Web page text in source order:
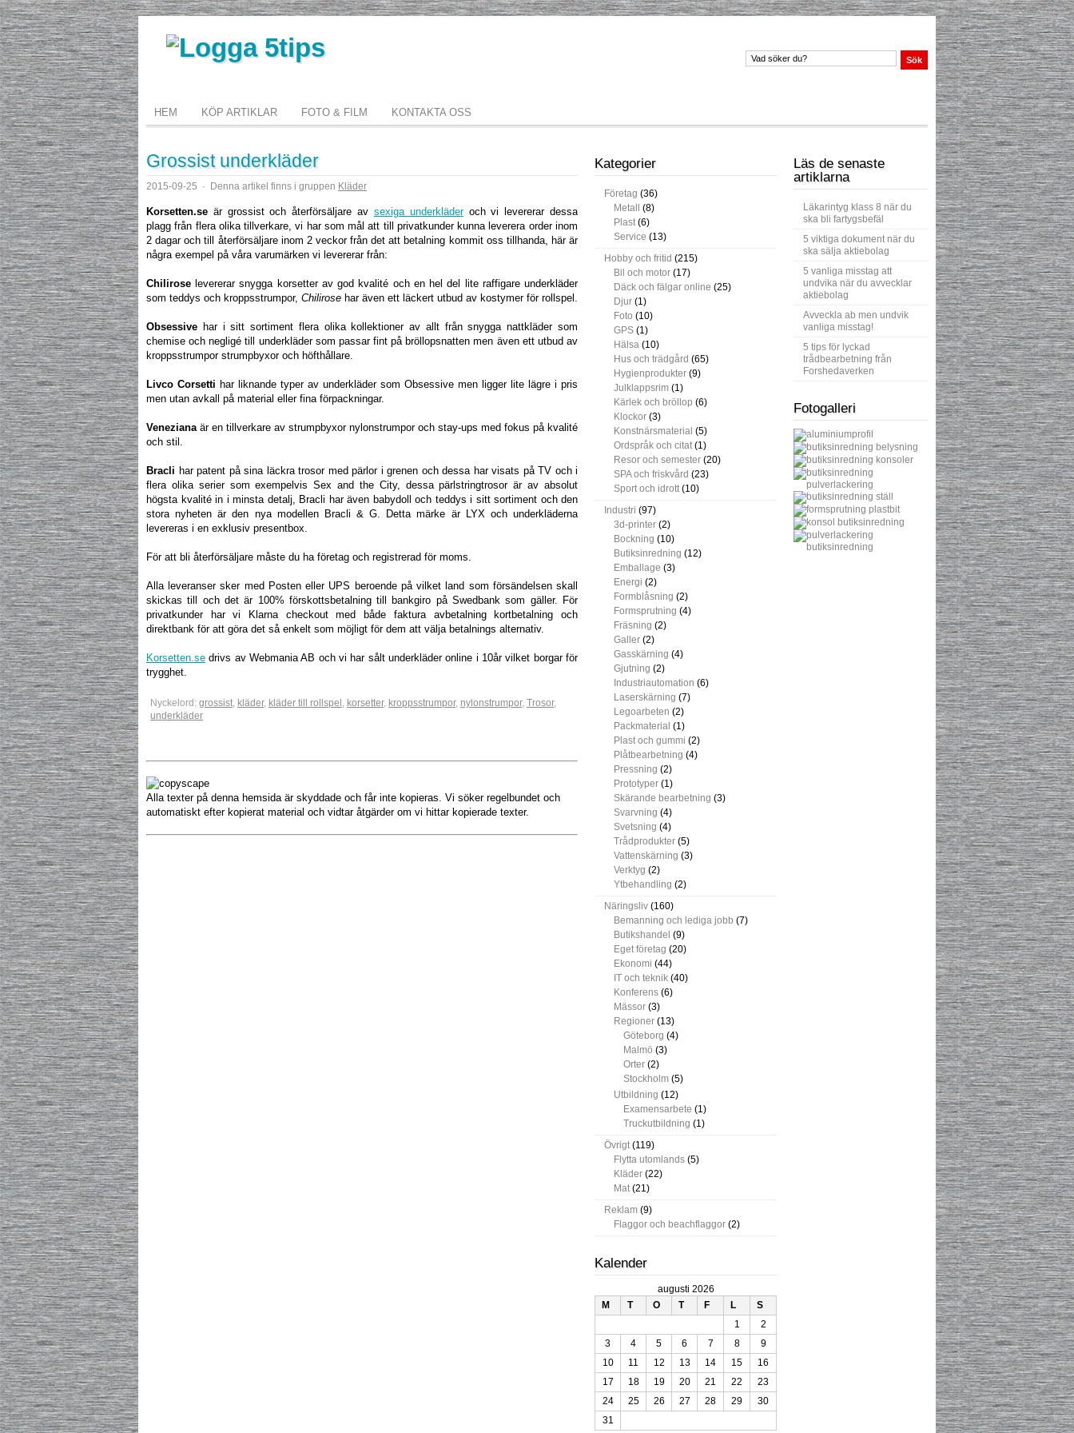
HEM KÖP ARTIKLAR FOTO & FILM KONTAKTA OSS
Grossist underkläder
2015-09-25 · Denna artikel finns i gruppen Kläder
Korsetten.se är grossist och återförsäljare av sexiga underkläderoch vi levererar dessa
plagg från flera olika tillverkare, vi har som mål att till privatkunder kunna leverera order inom
2 dagar och till återförsäljare inom 2 veckor från det att betalning kommit oss tillhanda, här är
några exempel på våra varumärken vi levererar från:
Chilirose levererar snygga korsetter av god kvalité och en hel del lite raffigare underkläder
som teddys och kroppsstrumpor, Chilirose har även ett läckert utbud av kostymer för rollspel.
Obsessive har i sitt sortiment flera olika kollektioner av allt från snygga nattkläder som
chemise och negligé till underkläder som passar fint på bröllopsnatten men även ett utbud av
kroppsstrumpor strumpbyxor och höfthållare.
Livco Corsetti har liknande typer av underkläder som Obsessive men ligger lite lägre i pris
men utan avkall på material eller fina förpackningar.
Venezianaär en tillverkare av strumpbyxor nylonstrumpor och stay-ups med fokus på kvalité
och stil.
Bracli har patent på sina läckra trosor med pärlor i grenen och dessa har visats på TV och i
flera olika serier som exempelvis Sex and the City, dessa pärlstringtrosor är av absolut
högsta kvalité in i minsta detalj, Bracli har även babydoll och teddys i sitt sortiment och den
stora nyheten är den nya modellen Bracli & G. Detta märke är LYX och underkläderna
levereras i en exklusiv presentbox.
För att bli återförsäljare måste du ha företag och registrerad för moms.
Alla leveranser sker med Posten eller UPS beroende på vilket land som försändelsen skall
skickas till och det är 100% förskottsbetalning till bankgiro på Swedbank som gäller. För
privatkunder har vi Klarna checkout med både faktura avbetalning kortbetalning och
direktbank för att göra det så enkelt som möjligt för dem att välja betalnings alternativ.
Korsetten.se drivs av Webmania AB och vi har sålt underkläder online i 10år vilket borgar för
trygghet.
Nyckelord: grossist, kläder, kläder till rollspel , korsetter, kroppsstrumpor, nylonstrumpor, Trosor,
underkläder
Alla texter på denna hemsida är skyddade och får inte kopieras. Vi söker regelbundet och
automatiskt efter kopierat material och vidtar åtgärder om vi hittar kopierade texter.
Kategorier
Företag (36)
Metall
(8)
Plast(6)
Service (13)
Hobby och fritid (215)
Bil och motor (17)
Däck och fälgar online (25)
Djur (1)
Foto (10)
GPS (1)
Hälsa (10)
Hus och trädgård (65)
Hygienprodukter (9)
Julklappsrim (1)
Kärlek och bröllop (6)
Klockor (3)
Konstnärsmaterial (5)
Ordspråk och citat(1)
Resor och semester (20)
SPA och friskvård (23)
Sport och idrott(10)
Industri (97)
3d-printer (2)
Bockning (10)
Butiksinredning (12)
Emballage (3)
Energi (2)
Formblåsning (2)
Formsprutning (4)
Fräsning (2)
Galler (2)
Gasskärning (4)
Gjutning (2)
Industriautomation (6)
Laserskärning (7)
Legoarbeten (2)
Packmaterial (1)
Plast och gummi (2)
Plåtbearbetning (4)
Pressning (2)
Prototyper (1)
Skärande bearbetning (3)
Svarvning (4)
Svetsning (4)
Trådprodukter (5)
Vattenskärning (3)
Verktyg (2)
Ytbehandling (2)
Näringsliv (160)
Bemanning och lediga jobb (7)
Butikshandel (9)
Eget företag (20)
Ekonomi (44)
IT och teknik (40)
Konferens (6)
Mässor (3)
Regioner (13)
Göteborg (4)
Malmö (3)
Orter (2)
Stockholm (5)
Utbildning (12)
Examensarbete (1)
Truckutbildning (1)
Övrigt(119)
Flytta utomlands (5)
Kläder (22)
Mat(21)
Reklam (9)
Flaggor och beachflaggor (2)
Kalender
augusti 2026
M
T O T F L
S
1
2
3
4 5 6 7 8
9
10
11 12 13 14 15
16
17
18 19 20 21 22
23
24
25 26 27 28 29
30
31
Läs de senaste
artiklarna
Läkarintyg klass 8 när du
ska bli fartygsbefäl
5 viktiga dokument när du
ska sälja aktiebolag
5 vanliga misstag att
undvika när du avvecklar
aktiebolag
Avveckla ab men undvik
vanliga misstag!
5 tips för lyckad
trådbearbetning från
Forshedaverken
Fotogalleri